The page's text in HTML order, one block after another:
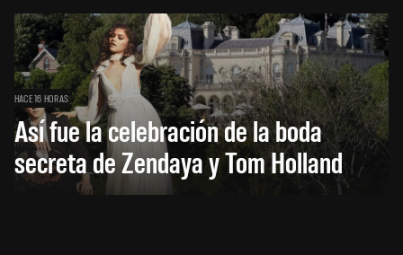
HACE 16 HORAS
Así fue la celebración de la boda
secreta de Zendaya y Tom Holland